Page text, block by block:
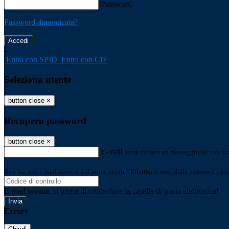
Password
Password dimenticata?
-
Entra con SPID Entra con CIE
Seleziona utente
button close ×
Recupero password
button close ×
E-mail Verrà inviato un messaggio
Non hai una e-mail associata al nome utente? Effettua il reset della password
E-mail inviata, si prega di controllare la casella di posta elettronica!
Errore